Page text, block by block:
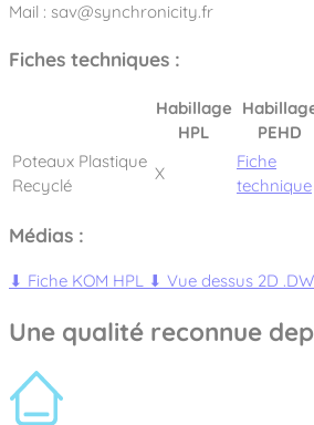
Mail : sav@synchronicity.fr
Fiches techniques :
Habillage
HPL
PEHD
Poteaux Plastique
Recyclé
X
Fiche
technique
Médias :
⬇ Fiche KOM HPL ⬇ Vue dessus 2D
Une qualité reconnue